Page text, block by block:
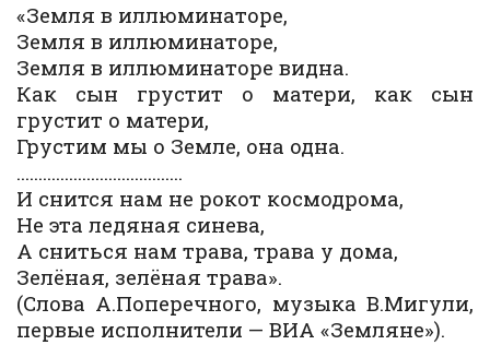
«Земля в иллюминаторе,
Земля в иллюминаторе,
Земля в иллюминаторе видна.
Как сын грустит о матери, как сын
грустит о матери,
Грустим мы о Земле, она одна.
………………………………..
И снится нам не рокот космодрома,
Не эта ледяная синева,
А сниться нам трава, трава y дома,
Зелёная, зелёная трава».
(Слова А.Поперечного, музыка В.Мигули,
первые исполнители — ВИА «Земляне»).